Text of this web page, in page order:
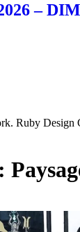
–
Ruby Design